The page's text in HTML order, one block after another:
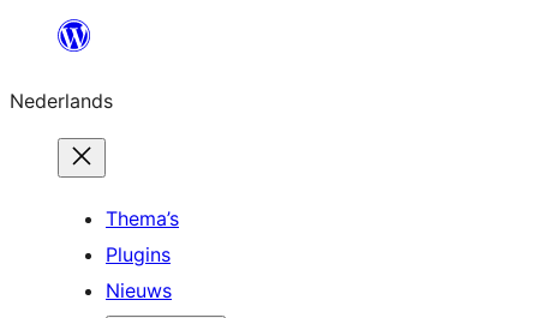
de
inhoud
Nederlands
Thema’s
Plugins
Nieuws